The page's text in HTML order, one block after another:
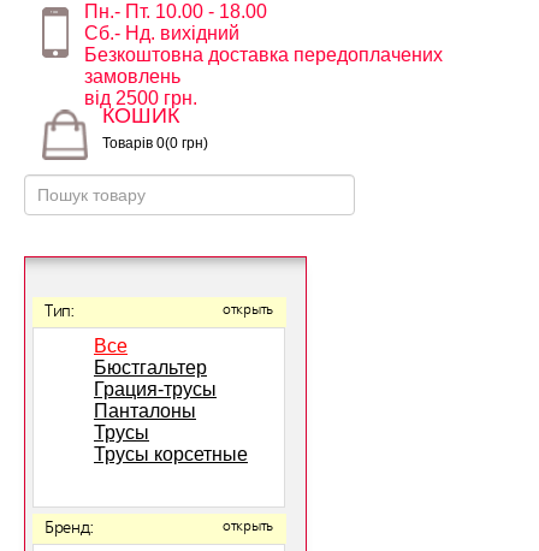
Пн.- Пт. 10.00 - 18.00
Сб.- Нд. вихідний
Безкоштовна доставка передоплачених
замовлень
від 2500 грн.
КОШИК
Товарів 0(0 грн)
Тип: открыть
Все
Бюстгальтер
Грация-трусы
Панталоны
Трусы
Трусы корсетные
Бренд: открыть